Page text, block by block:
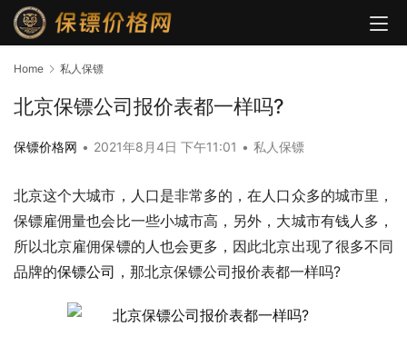
Home 私人保镖
北京保镖公司报价表都一样吗?
保镖价格网 • 2021年8月4日 下午11:01 • 私人保镖
北京这个大城市，人口是非常多的，在人口众多的城市里，
保镖雇佣量也会比一些小城市高，另外，大城市有钱人多，
所以北京雇佣保镖的人也会更多，因此北京出现了很多不同
品牌的保镖公司 ，那北京保镖公司报价表都一样吗?